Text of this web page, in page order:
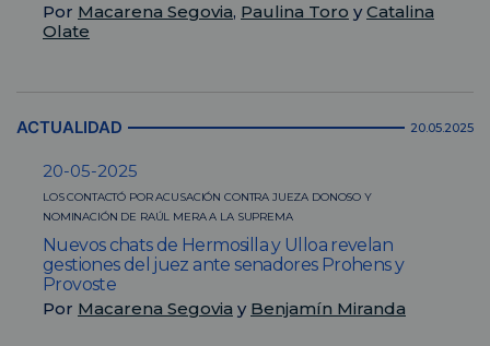
Por Macarena Segovia, Paulina Toro yCatalina
Olate
ACTUALIDAD 20.05.2025
20-05-2025
LOS CONTACTÓ POR ACUSACIÓN CONTRA JUEZA DONOSO Y
NOMINACIÓN DE RAÚL MERA A LA SUPREMA
Nuevos chats de Hermosilla y Ulloa revelan
gestiones del juez ante senadores Prohens y
Provoste
Por Macarena Segovia y Benjamín Miranda